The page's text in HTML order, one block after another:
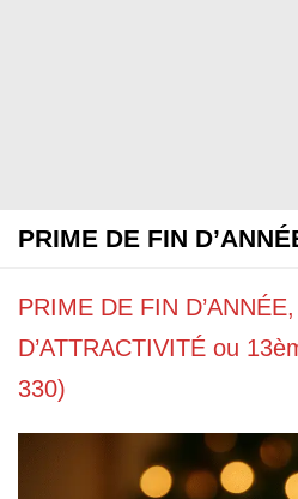
PRIME DE FIN
PRIME DE FIN
D’ATTRACTIVITÉ ou
330)